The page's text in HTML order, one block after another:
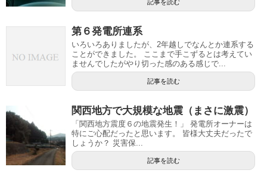
記事を読む
第６発電所連系
いろいろありましたが、2年越しでなんとか連系する
ことができました。 ここまで手こずるとは考えてい
ませんでしたがやり切った感のある感じで...
記事を読む
関西地方で大規模な地震（まさに激震）
「関西地方震度６の地震発生！」 発電所オーナーは
特にご心配だったと思います。 皆様大丈夫だったで
しょうか？ 災害保...
記事を読む